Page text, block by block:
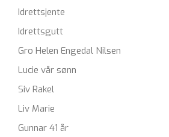
Idrettsjente
Idrettsgutt
Gro Helen Engedal Nilsen
Lucie vår sønn
Siv Rakel
Liv Marie
Gunnar 41 år